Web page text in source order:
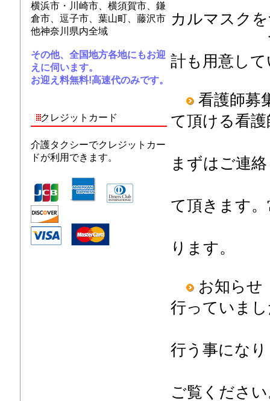
カルマスク
で使用し
計も用意し
看護師
て頂ける看
まずはご連
て頂きます
ります。
お知ら
行っていま
行う事にな
ご覧くださ
横浜市・川崎市、横須賀市、鎌
倉市、逗子市、葉山町、藤沢市
他神奈川県内全域
その他、全国地方各地にもお迎
えに伺います。
お迎え料無料!高速代のみです。
クレジットカード
介護タクシーでクレジットカー
ドが利用できます。